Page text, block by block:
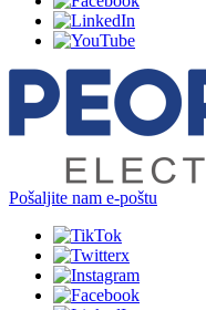
Pošaljite nam e-poštu